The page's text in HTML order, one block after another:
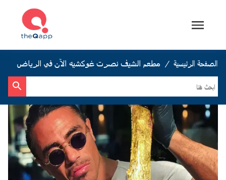
الصفحة الرئيسية / مطعم الشيف نصرت غوكشيه الآن في الرياض